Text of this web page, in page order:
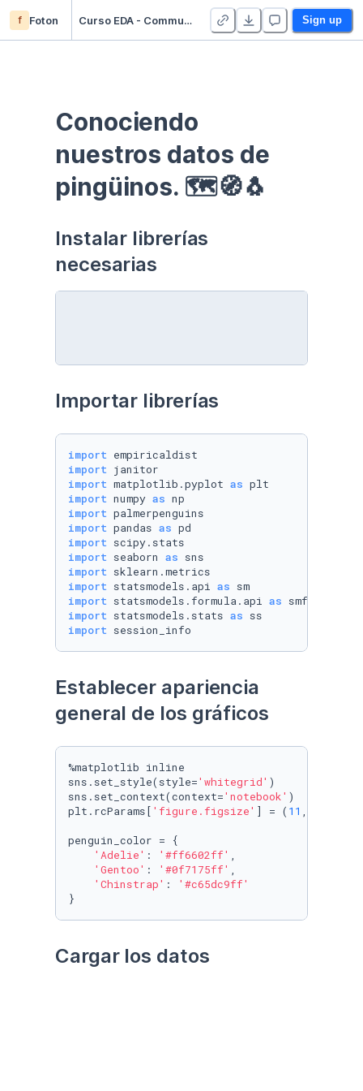
f Foton Curso EDA - Communication - Duplicate Sign up
Conociendo
nuestros datos de
pingüinos. 🗺🧭🐧
Instalar librerías
necesarias
Importar librerías
import
import
import matplotlib.pyplot as
import numpy as
import
import pandas as
import
import seaborn as
import
import statsmodels.api as
import statsmodels.formula.api as
import statsmodels.stats as
import session_info
Establecer apariencia
general de los gráficos
%matplotlib inline
sns.set_style(style='whitegrid' )
sns.set_context(context='notebook' )
plt.rcParams[ 'figure.figsize' ] = ( 11 ,
penguin_color = {
'Adelie' : '#ff6602ff' ,
'Gentoo' : '#0f7175ff' ,
'Chinstrap' :
'#c65dc9ff'
}
Cargar los datos